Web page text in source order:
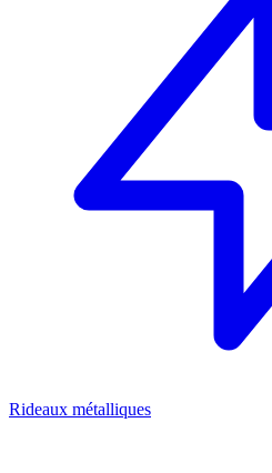
Rideaux métalliques